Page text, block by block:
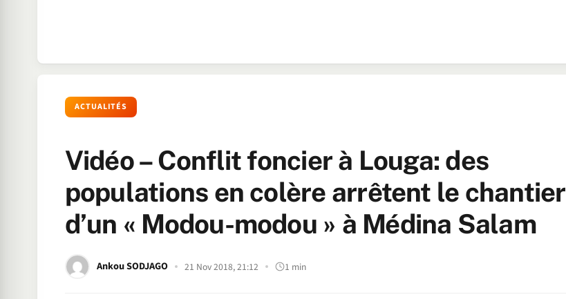
ACTUALITÉS
Vidéo – Conflit foncier à Louga: des
populations en colère arrêtent le chantier
d’un « Modou-modou » à Médina Salam
Ankou SODJAGO 21 Nov 2018, 21:12 1 min